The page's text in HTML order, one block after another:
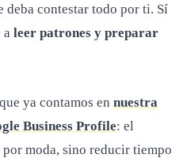
deba contestar todo por ti. Sí
a leer patrones y preparar
ya contamos en nuestra
Business Profile: el
moda, sino reducir tiempo